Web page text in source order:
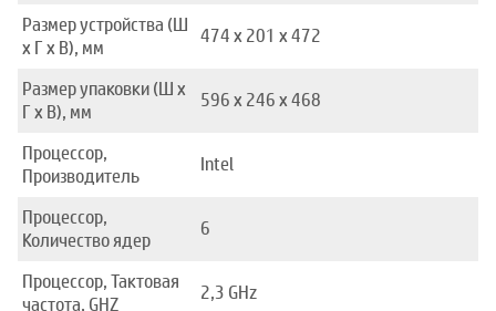
Размер устройства (Ш
x Г x В), мм
474 x 201 x 472
Размер упаковки (Ш x
Г x В), мм
596 x 246 x 468
Процессор,
Производитель
Intel
Процессор,
Количество ядер
6
Процессор, Тактовая
частота, GHZ
2,3 GHz